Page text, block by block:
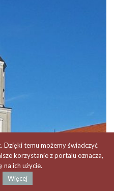
Dzięki temu możemy świadczyć
korzystanie z portalu oznacza,
na ich użycie.
Więcej